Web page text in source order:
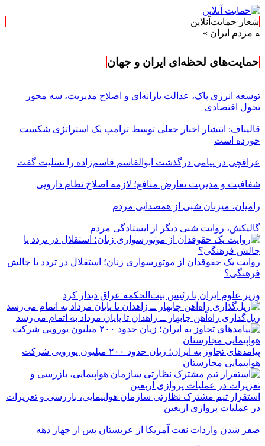
شعار حمایت‌آنلاین
ایران »
حمایت‌های لحظه‌ای ایران و جهان
توسعه انرژی پاک، عدالت یارانه‌ای و اصلاح مدیریت، سه محور
تحول اقتصادی
قالیباف: انتشار اخبار جعلی توسط ترامپ یک استراتژی شکست
خورده است
عراقچی در پیامی درگذشت ابوالقاسم قاسم‌زاده را تسلیت گفت
شفافیت و مدیریت تعارض منافع؛ لازمه اصلاح نظام دارویی
رامیان، میزبان شبی از همصدایی مردم
گالیکش، روایت شبی دیگر از ایستادگی مردم
روایت یک حقوقدان از موتورسواری زنان؛ استقلال در تردد یا چالش
فرهنگی؟
وزیر علوم ایران با رئیس بیت‌الحکمه عراق دیدار کرد
ریل‌گذاری راه‌آهن چابهار ــ زاهدان تا پایان مرداد به اتمام می‌رسد
پیامدهای تجاوز به ایران؛ زیان حدود ۲۰۰ میلیون یورویی شرکت
هواپیمایی مجارستان
استقرار تیم مشترک نظارتی سازمان هواپیمایی، بازرسی و تعزیرات
در عملیات پروازی اربعین
صفر شدن واردات نفت آمریکا از عربستان پس از چهار دهه